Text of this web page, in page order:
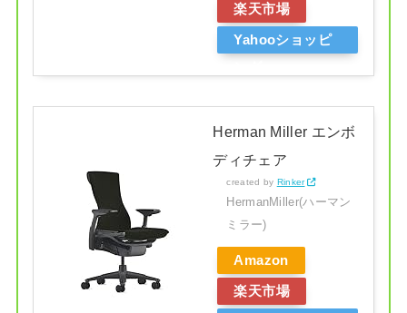
楽天市場
Yahooショッピ
Herman Miller エンボ
ディチェア
created by Rinker
HermanMiller(ハーマン
ミラー)
Amazon
楽天市場